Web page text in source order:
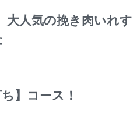
大人気の挽き肉いれす
】コース！